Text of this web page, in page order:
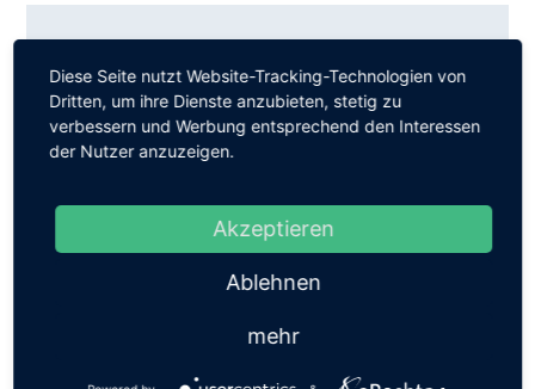
TIPP DES MONATS
MitInyovakönnen Kundenin nachhaltige
Unternehmen investieren
ist personalisiert und zu 100 Prozent
transparent. Aber lohnt sich das auch
finanziell? Ja. Inyova bietetImpact Investing
ohne Kompromisse beim Gewinn
Diese Seite nutzt Website-Tracking-Technologien von
Dritten, um ihre Dienste anzubieten, stetig zu
verbessern und Werbung entsprechend den Interessen
der Nutzer anzuzeigen.
Akzeptieren
Ablehnen
mehr